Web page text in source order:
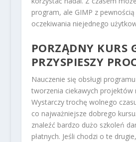
program, ale GIMP z pewnością
oczekiwania niejednego
PORZĄDNY KURS
PRZYSPIESZY
Nauczenie się obsługi
tworzenia ciekawych projektów
Wystarczy trochę wolnego
co najważniejsze dobrego
znaleźć bardzo dużo szkoleń
płatnych. Jeśli chodzi o te